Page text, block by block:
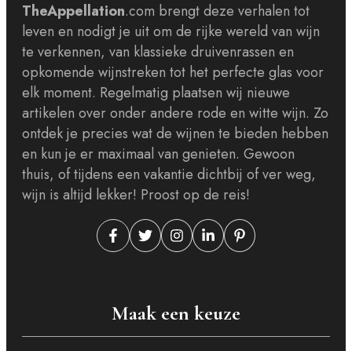
TheAppellation.com brengt deze verhalen tot
leven en nodigt je uit om de rijke wereld van wijn
te verkennen, van klassieke druivenrassen en
opkomende wijnstreken tot het perfecte glas voor
elk moment. Regelmatig plaatsen wij nieuwe
artikelen over onder andere rode en witte wijn. Zo
ontdek je precies wat de wijnen te bieden hebben
en kun je er maximaal van genieten. Gewoon
thuis, of tijdens een vakantie dichtbij of ver weg,
wijn is altijd lekker! Proost op de reis!
Maak een keuze